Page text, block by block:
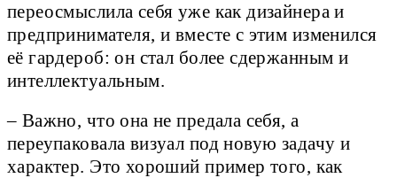
переосмыслила себя уже как дизайнера и
предпринимателя, и вместе с этим изменился
её гардероб: он стал более сдержанным и
интеллектуальным.
– Важно, что она не предала себя, а
переупаковала визуал под новую задачу и
характер. Это хороший пример того, как